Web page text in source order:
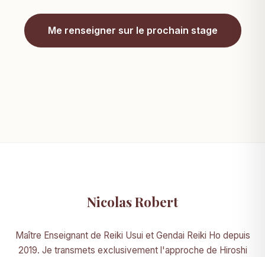
Me renseigner sur le prochain stage
Nicolas Robert
Maître Enseignant de Reiki Usui et Gendai Reiki Ho depuis
2019. Je transmets exclusivement l'approche de Hiroshi